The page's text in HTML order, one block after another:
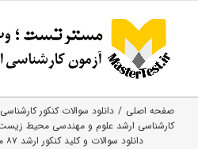
content
صفحه اصلی
دانلود سوالات کنکور
کارشناسی ارشد علوم و مهندسی محیط